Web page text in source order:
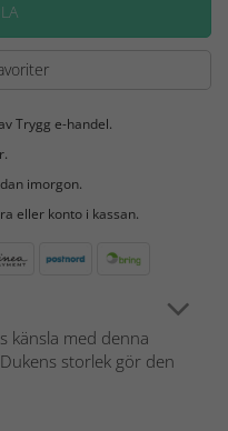
Trygg e-handel.
imorgon.
eller konto i kassan.
känsla med denna
storlek gör den